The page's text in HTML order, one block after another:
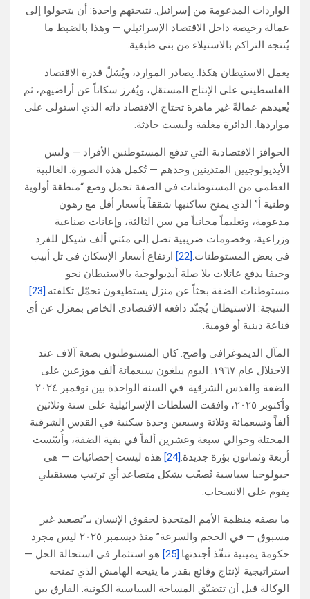
الواردات المدعومة من إسرائيل. نتيجتهم واحدة: أن يتحولوا إلى
عمالة رخيصة داخل الاقتصاد الإسرائيلي — وهذا بالضبط ما
يُنتجه التراكم بالاستيلاء من بنى طبقية.
يعمل الاستيطان هكذا: يصادر الموارد، ويُشلّ قدرة الاقتصاد
الفلسطيني على الإنتاج المستقل، ويُفرز سكاناً عن أراضيهم، ثم
يُعيدهم عمالةً غير ماهرة تحتاج الاقتصاد ذاته الذي استولى على
مواردها. الدائرة مغلقة وليست حادثة.
الحوافز الاقتصادية التي تدفع المستوطنين الأفراد — وليس
الأيديولوجيين المتدينين وحدهم — تُكمل هذه الصورة. الغالبية
العظمى من المستوطنات في الضفة تحمل وضع “منطقة أولوية
وطنية أ” الذي يمنح ساكنيها شققاً بأسعار أقل مع رهون
مدعومة، وتعليماً مجانياً من سن الثالثة، وإعانات صناعية
وزراعية، وخصومات ضريبية تصل إلى مئتي ألف شيكل للفرد
في بعض المستوطنات.[22]
ارتفاع أسعار الإسكان في تل أبيب
وحيفا يدفع عائلات بلا صلة أيديولوجية بالاستيطان نحو
مستوطنات الضفة بحثاً عن منزل يستطيعون تحمّل تكلفته.[23]
النتيجة: الاستيطان يُجنّد دافعه الاقتصادي الخاص بمعزل عن أي
قناعة دينية أو قومية.
المآل الديموغرافي واضح. كان المستوطنون بضعة آلاف عند
الاحتلال عام ١٩٦٧. اليوم يبلغون سبعمائة ألف موزعين على
الضفة والقدس الشرقية. في السنة الواحدة بين نوفمبر ٢٠٢٤
وأكتوبر ٢٠٢٥، وافقت السلطات الإسرائيلية على ستة وثلاثين
ألفاً وتسعمائة وثلاثة وسبعين وحدة سكنية في القدس الشرقية
المحتلة وحوالي سبعة وعشرين ألفاً في بقية الضفة، وأُسّست
أربعة وثمانون بؤرة جديدة.[24]
هذه ليست إحصائيات — هي
جيولوجيا سياسية تُصعّب بشكل متصاعد أي ترتيب مستقبلي
يقوم على الانسحاب.
ما يصفه منظمة الأمم المتحدة لحقوق الإنسان بـ”تصعيد غير
مسبوق — في الحجم والسرعة” منذ ديسمبر ٢٠٢٥ ليس مجرد
حكومة يمينية تنفّذ أجندتها.[25]
هو استثمار في استحالة الحل —
استراتيجية لإنتاج وقائع بقدر ما يتيحه الهامش الذي تمنحه
الوكالة قبل أن تتضيّق المساحة السياسية الكونية. الفارق بين